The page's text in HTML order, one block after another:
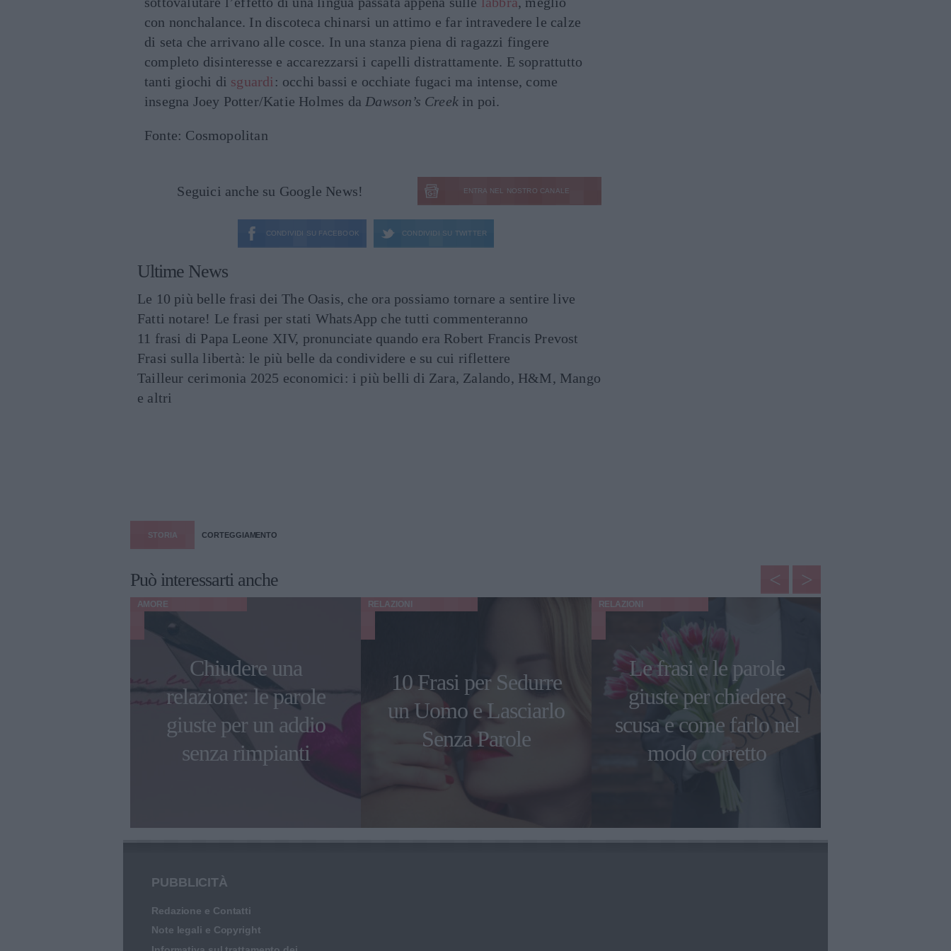
con nonchalance. In discoteca chinarsi un attimo e far intravedere le calze
di seta che arrivano alle cosce. In una stanza piena di ragazzi fingere
completo disinteresse e accarezzarsi i capelli distrattamente. E soprattutto
tanti giochi di sguardi: occhi bassi e occhiate fugaci ma intense, come
insegna Joey Potter/Katie Holmes daDawson’s Creek in poi.
Fonte: Cosmopolitan
Seguici anche su Google News! ENTRA NEL NOSTRO CANALE
CONDIVIDI SU FACEBOOK CONDIVIDI SU TWITTER
Ultime News
Le 10 più belle frasi dei The Oasis, che ora possiamo tornare a sentire live
Fatti notare! Le frasi per stati WhatsApp che tutti commenteranno
11 frasi di Papa Leone XIV, pronunciate quando era Robert Francis Prevost
Frasi sulla libertà: le più belle da condividere e su cui riflettere
Tailleur cerimonia 2025 economici: i più belli di Zara, Zalando, H&M, Mango
e altri
STORIA CORTEGGIAMENTO
Può interessarti anche
AMORE
Chiudere una
relazione: le parole
giuste per un addio
senza rimpianti
RELAZIONI
10 Frasi per Sedurre
un Uomo e Lasciarlo
Senza Parole
RELAZIONI
Le frasi e le parole
giuste per chiedere
scusa e come farlo nel
modo corretto
PUBBLICITÀ
Redazione e Contatti
Note legali e Copyright